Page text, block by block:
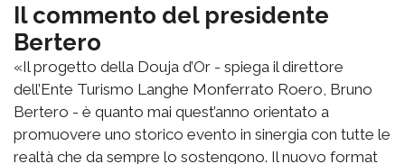
Il commento del presidente
Bertero
«Il progetto della Douja d’Or - spiega il direttore
dell’Ente Turismo Langhe Monferrato Roero, Bruno
Bertero - è quanto mai quest’anno orientato a
promuovere uno storico evento in sinergia con tutte le
realtà che da sempre lo sostengono. Il nuovo format